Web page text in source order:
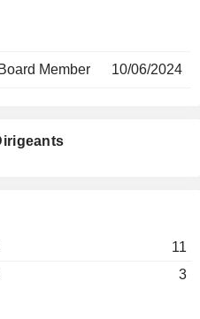
Member 10/06/2024
11
3